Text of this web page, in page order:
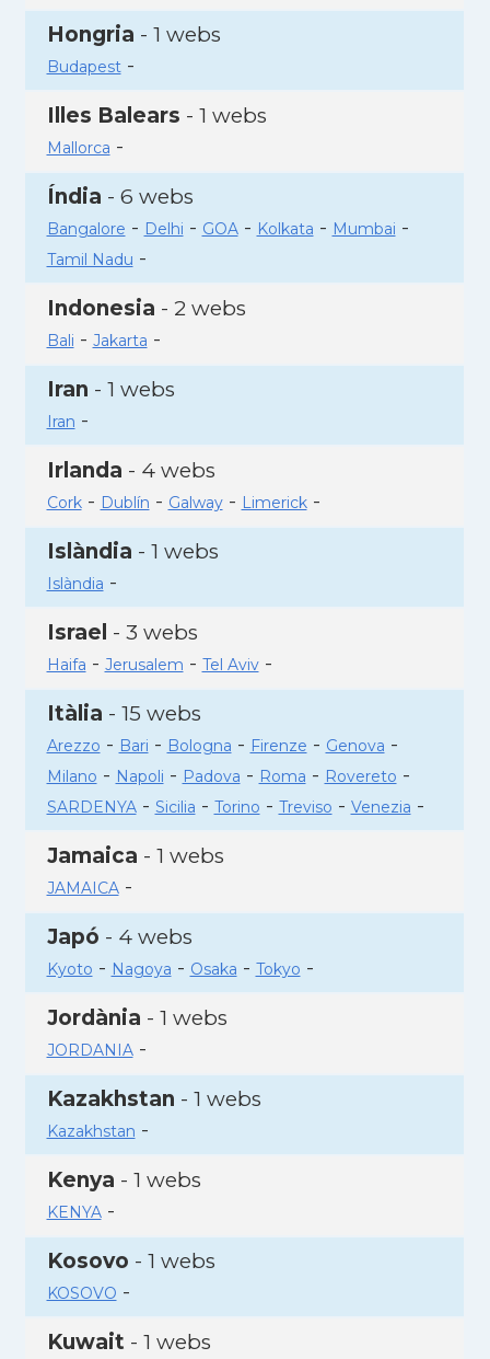
Hongria - 1 webs
Budapest-
Illes Balears - 1 webs
Mallorca -
Índia - 6 webs
Bangalore - Delhi - GOA- Kolkata - Mumbai -
Tamil Nadu -
Indonesia - 2 webs
Bali - Jakarta -
Iran - 1 webs
Iran -
Irlanda - 4 webs
Cork- Dublín - Galway- Limerick-
Islàndia - 1 webs
Islàndia -
Israel - 3 webs
Haifa - Jerusalem - Tel Aviv-
Itàlia - 15 webs
Arezzo - Bari - Bologna - Firenze - Genova -
Milano - Napoli - Padova - Roma - Rovereto -
SARDENYA- Sicilia - Torino - Treviso - Venezia -
Jamaica - 1 webs
JAMAICA-
Japó - 4 webs
Kyoto - Nagoya - Osaka - Tokyo -
Jordània - 1 webs
JORDANIA-
Kazakhstan - 1 webs
Kazakhstan -
Kenya - 1 webs
KENYA-
Kosovo - 1 webs
KOSOVO -
Kuwait - 1 webs